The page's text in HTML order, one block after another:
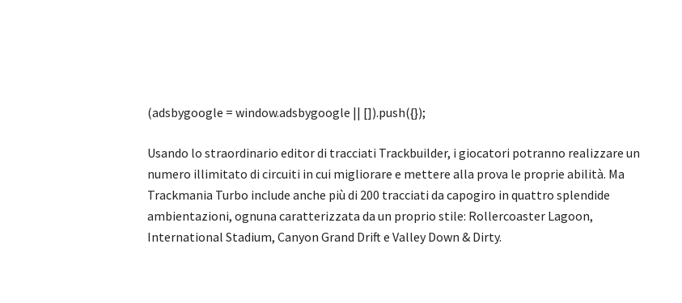
(adsbygoogle = window.adsbygoogle || []).push({});
Usando lo straordinario editor di tracciati Trackbuilder, i giocatori potranno realizzare un
numero illimitato di circuiti in cui migliorare e mettere alla prova le proprie abilità. Ma
Trackmania Turbo include anche più di 200 tracciati da capogiro in quattro splendide
ambientazioni, ognuna caratterizzata da un proprio stile: Rollercoaster Lagoon,
International Stadium, Canyon Grand Drift e Valley Down & Dirty.